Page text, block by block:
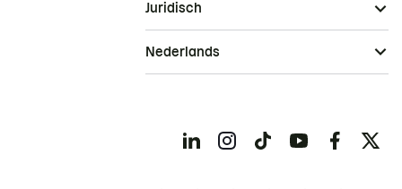
Juridisch
Nederlands